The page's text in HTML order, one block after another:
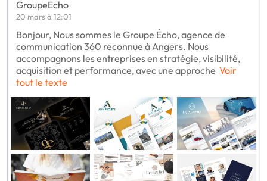
GroupeEcho
20 mars à 12:01
Bonjour, Nous sommes le Groupe Écho, agence de
communication 360 reconnue à Angers. Nous
accompagnons les entreprises en stratégie, visibilité,
acquisition et performance, avec une approche Voir
tout le texte